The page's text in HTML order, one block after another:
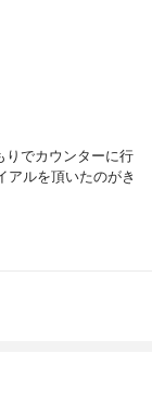
りでカウンターに行
アルを頂いたのがき